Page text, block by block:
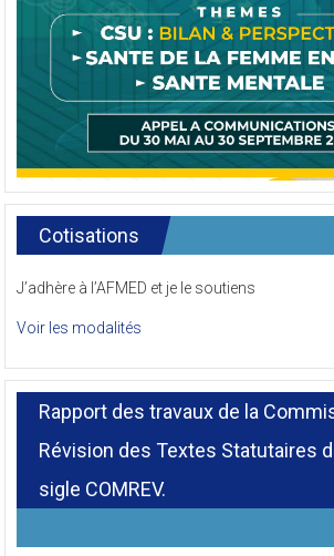
Cotisations
J’adhère à l’AFMED et je le soutiens
Voir les modalités
Rapport des travaux de la
Révision des Textes Statutaires
sigle COMREV.